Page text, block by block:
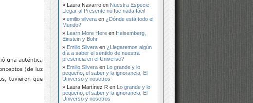
Laura Navarro en Nuestra Especie:
Llegar al Presente no fue nada fácil
emilio silvera en ¿Dónde está todo el
Mundo?
Learn More Here en Heisemberg,
Einstein y Bohr
Emilio Silvera en ¿Llegaremos algún
día a saber el sentido de nuestra
presencia en el Universo?
Emilio Silvera en Lo grande y lo
pequeño, el saber y la ignorancia, El
Universo y nosotros
Laura Martínez R en Lo grande y lo
pequeño, el saber y la ignorancia, El
Universo y nosotros